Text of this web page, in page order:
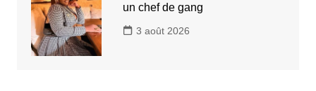
un chef de gang
3 août 2026